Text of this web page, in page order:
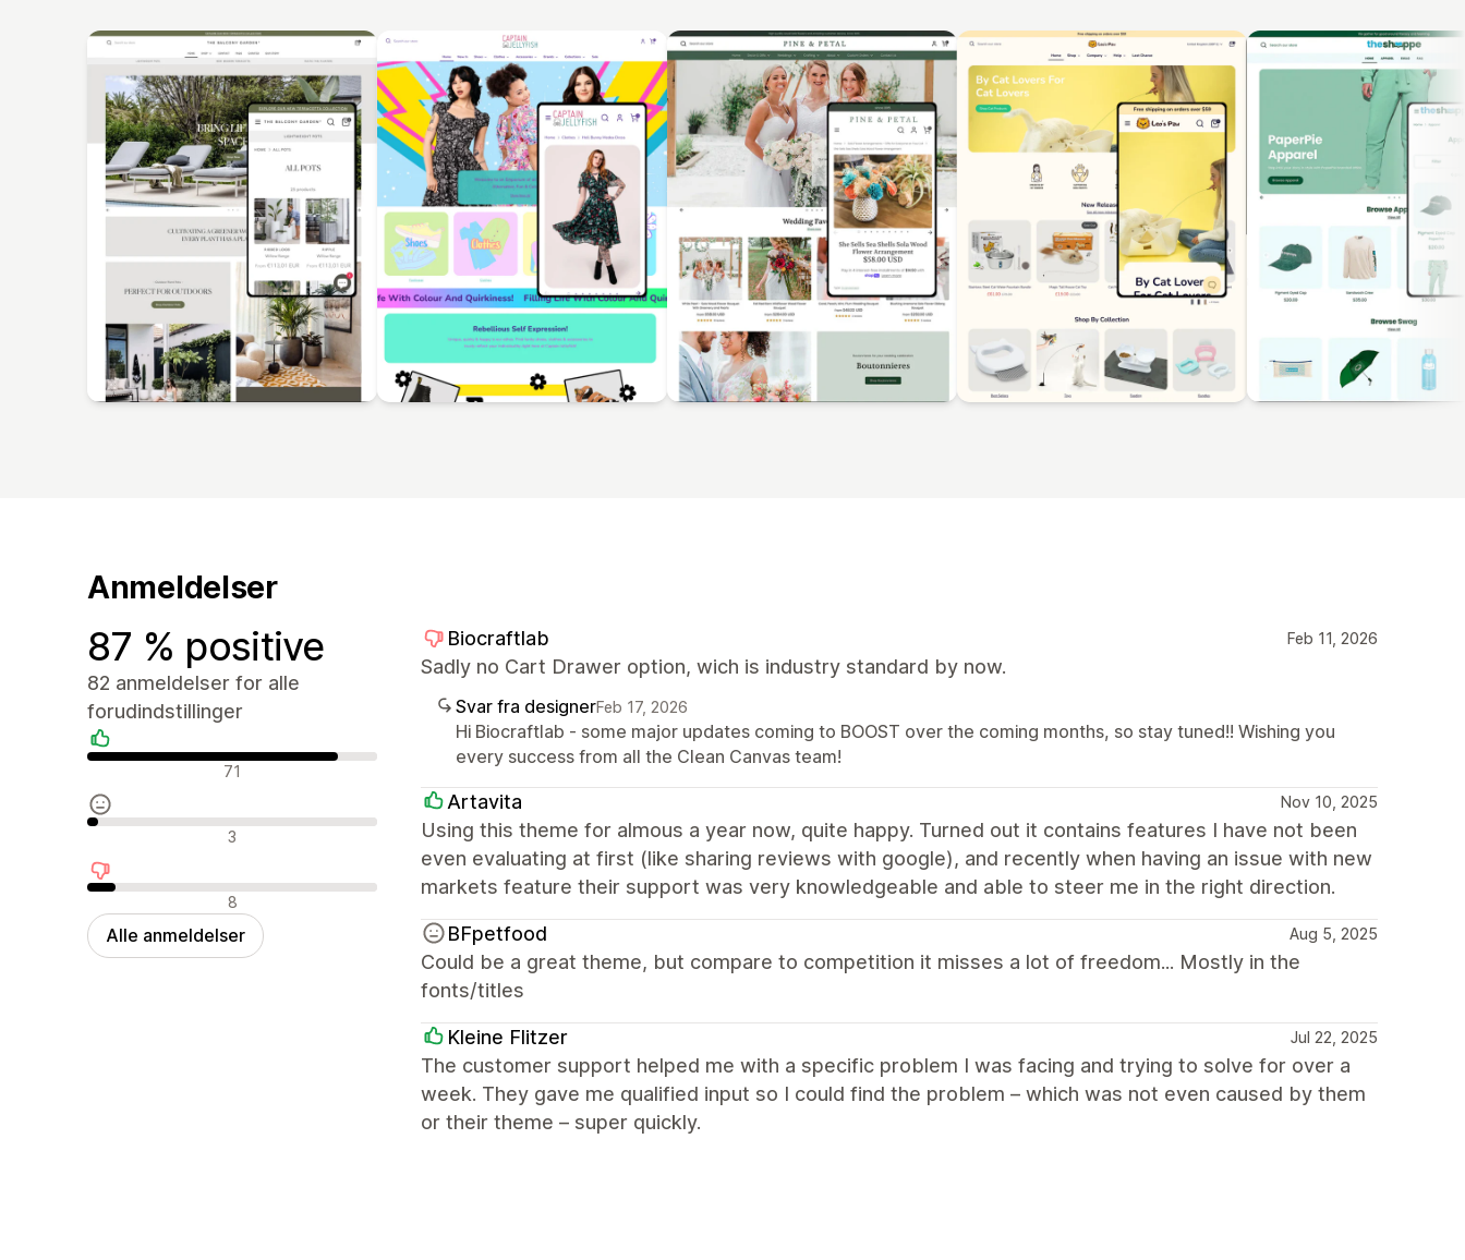
Anmeldelser
87 % positive
82 anmeldelser for alle
forudindstillinger
Positive anmeldelser
71
Neutrale anmeldelser
3
Negative anmeldelser
8
Alle anmeldelser
Biocraftlab Feb 11, 2026
Sadly no Cart Drawer option, wich is industry standard by now.
Svar fra designerFeb 17, 2026
Hi Biocraftlab - some major updates coming to BOOST over the coming months, so stay tuned!! Wishing you
every success from all the Clean Canvas team!
Artavita Nov 10, 2025
Using this theme for almous a year now, quite happy. Turned out it contains features I have not been
even evaluating at first (like sharing reviews with google), and recently when having an issue with new
markets feature their support was very knowledgeable and able to steer me in the right direction.
BFpetfood Aug 5, 2025
Could be a great theme, but compare to competition it misses a lot of freedom... Mostly in the
fonts/titles
Kleine Flitzer Jul 22, 2025
The customer support helped me with a specific problem I was facing and trying to solve for over a
week. They gave me qualified input so I could find the problem – which was not even caused by them
or their theme – super quickly.